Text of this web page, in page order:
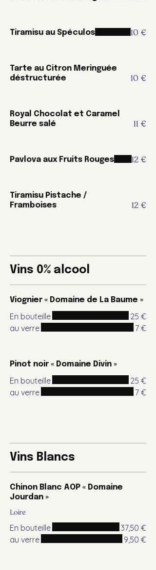
Tiramisu au Spéculos 10 €
Tarte au Citron Meringuée
déstructurée
10 €
Royal Chocolat et Caramel
Beurre salé
11 €
Pavlova aux Fruits Rouges 12 €
Tiramisu Pistache /
Framboises
12 €
Vins 0% alcool
Viognier « Domaine de La Baume »
En bouteille
25 €
au verre
7 €
Pinot noir « Domaine Divin »
En bouteille
25 €
au verre
7 €
Vins Blancs
Chinon Blanc AOP « Domaine
Jourdan »
Loire
En bouteille
37,50 €
au verre
9,50 €